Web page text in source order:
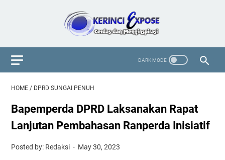
HOME / DPRD SUNGAI PENUH
Bapemperda DPRD Laksanakan Rapat
Lanjutan Pembahasan Ranperda Inisiatif
Posted by: Redaksi May 30, 2023